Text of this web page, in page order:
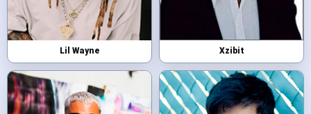
Lil Wayne Xzibit